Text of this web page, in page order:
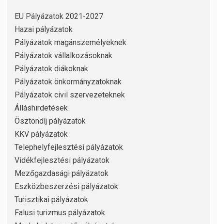
EU Pályázatok 2021-2027
Hazai pályázatok
Pályázatok magánszemélyeknek
Pályázatok vállalkozásoknak
Pályázatok diákoknak
Pályázatok önkormányzatoknak
Pályázatok civil szervezeteknek
Álláshirdetések
Ösztöndíj pályázatok
KKV pályázatok
Telephelyfejlesztési pályázatok
Vidékfejlesztési pályázatok
Mezőgazdasági pályázatok
Eszközbeszerzési pályázatok
Turisztikai pályázatok
Falusi turizmus pályázatok